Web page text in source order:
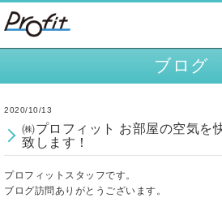
ブログ
2020/10/13
㈱プロフィット お部屋の空気を
致します！
プロフィットスタッフです。
ブログ訪問ありがとうございます。